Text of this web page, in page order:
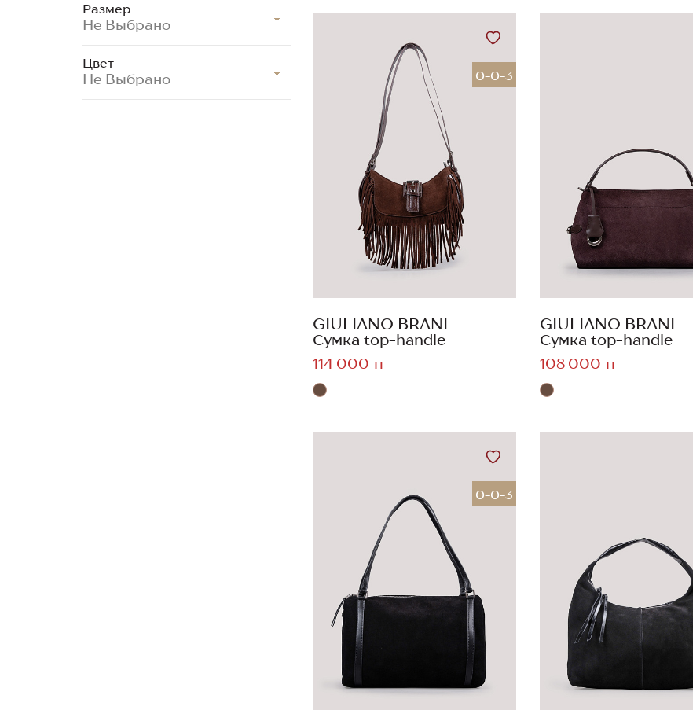
Размер
Не Выбрано
Цвет
Не Выбрано 0-0-3
GIULIANO BRANI
Сумка top-handle
114 000 тг
GIULIANO BRANI
Сумка top-handle
108 000 тг
0-0-3